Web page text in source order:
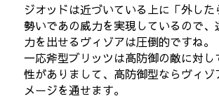
ジオッドは近づいている上に「外した
勢いであの威力を実現しているので、
力を出せるヴィゾアは圧倒的ですね。
一応斧型ブリッツは高防御の敵に対
性がありまして、高防御型ならヴィ
メージを通せます。